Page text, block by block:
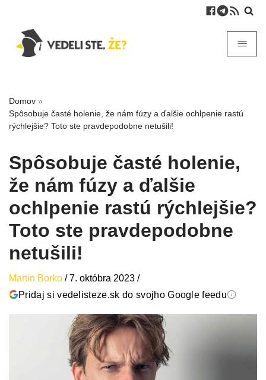
Domov »
Spôsobuje časté holenie, že nám fúzy a ďalšie ochlpenie rastú
rýchlejšie? Toto ste pravdepodobne netušili!
Spôsobuje časté holenie,
že nám fúzy a ďalšie
ochlpenie rastú rýchlejšie?
Toto ste pravdepodobne
netušili!
Martin Borko /7. októbra 2023 /
Pridaj si vedelisteze.sk do svojho Google feedu